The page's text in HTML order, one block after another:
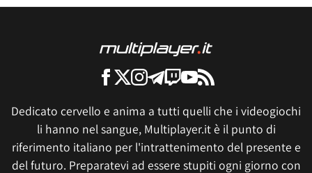
Dedicato cervello e anima a tutti quelli che i videogiochi
li hanno nel sangue, Multiplayer.it è il punto di
riferimento italiano per l'intrattenimento del presente e
del futuro. Preparatevi ad essere stupiti ogni giorno con